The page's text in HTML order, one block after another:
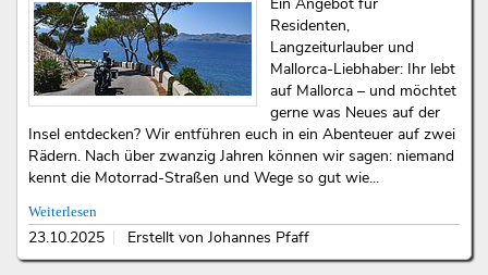
Residenten,
Langzeiturlauber und
Mallorca-Liebhaber: Ihr lebt
auf Mallorca – und möchtet
gerne was Neues auf der
Insel entdecken? Wir entführen euch in ein Abenteuer auf zwei
Rädern. Nach über zwanzig Jahren können wir sagen: niemand
kennt die Motorrad-Straßen und Wege so gut wie...
Weiterlesen
23.10.2025 Erstellt von Johannes Pfaff